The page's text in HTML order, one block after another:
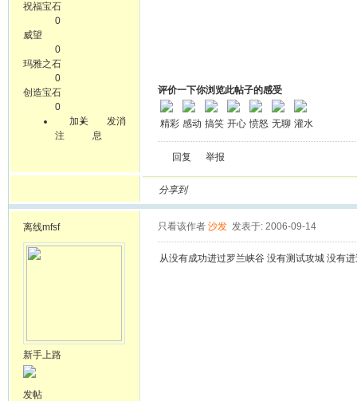
祝福宝石
0
威望
0
玛雅之石
0
创造宝石
0
加关
注
发消
息
评价一下你浏览此帖子的感受
精彩 感动 搞笑 开心 愤怒 无聊 灌水
回复 举报
分享到
离线mfsf
新手上路
发帖
只看该作者 沙发 发表于: 2006-09-14
从没有成功进过罗兰峡谷 没有测试攻城 没有